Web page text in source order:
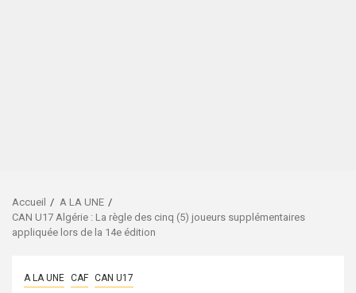
Accueil
A LA UNE
CAN U17 Algérie : La règle des cinq (5) joueurs supplémentaires
appliquée lors de la 14e édition
A LA UNE CAF CAN U17